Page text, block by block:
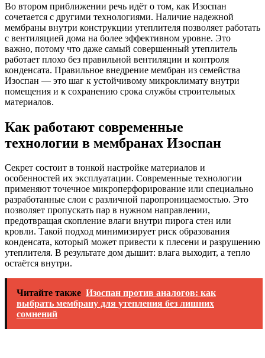
Во втором приближении речь идёт о том, как Изоспан
сочетается с другими технологиями. Наличие надежной
мембраны внутри конструкции утеплителя позволяет работать
с вентиляцией дома на более эффективном уровне. Это
важно, потому что даже самый совершенный утеплитель
работает плохо без правильной вентиляции и контроля
конденсата. Правильное внедрение мембран из семейства
Изоспан — это шаг к устойчивому микроклимату внутри
помещения и к сохранению срока службы строительных
материалов.
Как работают современные
технологии в мембранах Изоспан
Секрет состоит в тонкой настройке материалов и
особенностей их эксплуатации. Современные технологии
применяют точечное микроперфорирование или специально
разработанные слои с различной паропроницаемостью. Это
позволяет пропускать пар в нужном направлении,
предотвращая скопление влаги внутри пирога стен или
кровли. Такой подход минимизирует риск образования
конденсата, который может привести к плесени и разрушению
утеплителя. В результате дом дышит: влага выходит, а тепло
остаётся внутри.
Читайте также Изоспан против аналогов: как
выбрать мембрану для утепления без лишних
сомнений